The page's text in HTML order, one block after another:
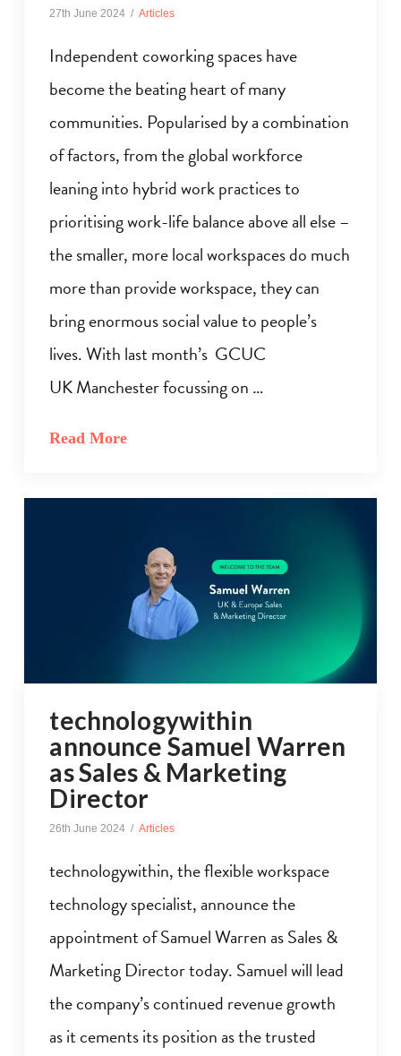
27th June 2024 Articles
Independent coworking spaces have
become the beating heart of many
communities. Popularised by a combination
of factors, from the global workforce
leaning into hybrid work practices to
prioritising work-life balance above all else –
the smaller, more local workspaces do much
more than provide workspace, they can
bring enormous social value to people’s
lives. With last month’s GCUC
UK Manchester focussing on …
Read More
technologywithin
announce Samuel Warren
as Sales & Marketing
Director
26th June 2024 Articles
technologywithin, the flexible workspace
technology specialist, announce the
appointment of Samuel Warren as Sales &
Marketing Director today. Samuel will lead
the company’s continued revenue growth
as it cements its position as the trusted